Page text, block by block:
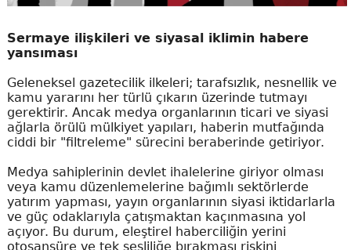
Sermaye ilişkileri ve siyasal iklimin habere
yansıması
Geleneksel gazetecilik ilkeleri; tarafsızlık, nesnellik ve
kamu yararını her türlü çıkarın üzerinde tutmayı
gerektirir. Ancak medya organlarının ticari ve siyasi
ağlarla örülü mülkiyet yapıları, haberin mutfağında
ciddi bir "filtreleme" sürecini beraberinde getiriyor.
Medya sahiplerinin devlet ihalelerine giriyor olması
veya kamu düzenlemelerine bağımlı sektörlerde
yatırım yapması, yayın organlarının siyasi iktidarlarla
ve güç odaklarıyla çatışmaktan kaçınmasına yol
açıyor. Bu durum, eleştirel haberciliğin yerini
otosansüre ve tek sesliliğe bırakması riskini